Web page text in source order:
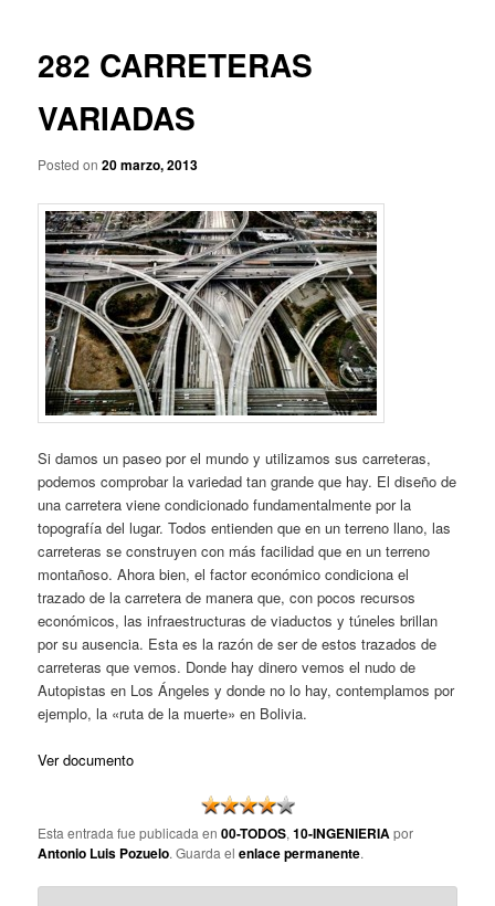
e
g
d
e
e
n
t
r
a
d
a
s
282 CARRETERAS
VARIADAS
Posted on20 marzo, 2013
Si damos un paseo por el mundo y utilizamos sus carreteras,
podemos comprobar la variedad tan grande que hay. El diseño de
una carretera viene condicionado fundamentalmente por la
topografía del lugar. Todos entienden que en un terreno llano, las
carreteras se construyen con más facilidad que en un terreno
montañoso. Ahora bien, el factor económico condiciona el
trazado de la carretera de manera que, con pocos recursos
económicos, las infraestructuras de viaductos y túneles brillan
por su ausencia. Esta es la razón de ser de estos trazados de
carreteras que vemos. Donde hay dinero vemos el nudo de
Autopistas en Los Ángeles y donde no lo hay, contemplamos por
ejemplo, la «ruta de la muerte» en Bolivia.
Ver documento
Esta entrada fue publicada en00-TODOS,10-INGENIERIA por
Antonio Luis Pozuelo. Guarda elenlace permanente.